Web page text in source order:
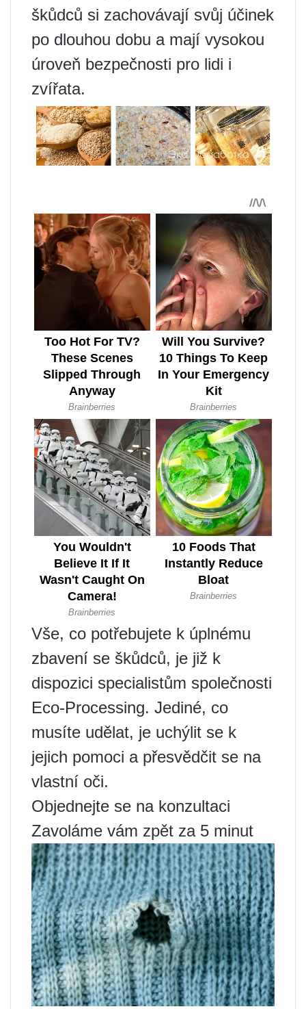
škůdců si zachovávají svůj účinek
po dlouhou dobu a mají vysokou
úroveň bezpečnosti pro lidi i
zvířata.
Vše, co potřebujete k úplnému
zbavení se škůdců, je již k
dispozici specialistům společnosti
Eco-Processing. Jediné, co
musíte udělat, je uchýlit se k
jejich pomoci a přesvědčit se na
vlastní oči.
Objednejte se na konzultaci
Zavoláme vám zpět za 5 minut